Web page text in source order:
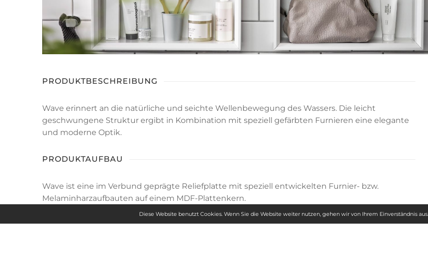
PRODUKTBESCHREIBUNG
Wave erinnert an die natürliche und seichte Wellenbewegung des Wassers. Die leicht
geschwungene Struktur ergibt in Kombination mit speziell gefärbten Furnieren eine elegante
und moderne Optik.
PRODUKTAUFBAU
Wave ist eine im Verbund geprägte Reliefplatte mit speziell entwickelten Furnier- bzw.
Melaminharzaufbauten auf einem MDF-Plattenkern.
FORMATE
Diese Website benutzt Cookies. Wenn Sie die Website weiter nutzen, gehen wir von Ihrem Einverständnis aus.